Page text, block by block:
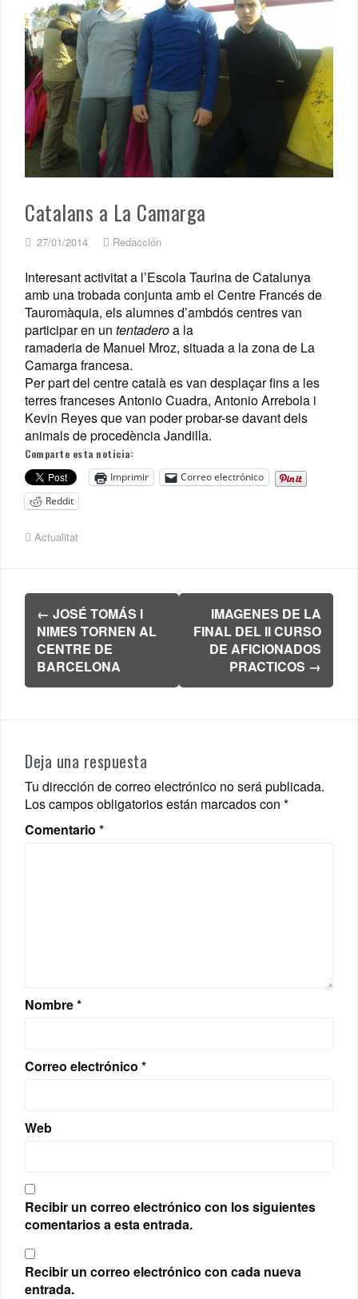
Catalans a La Camarga
27/01/2014 Redacción
Interesant activitat a l’Escola Taurina de Catalunya
amb una trobada conjunta amb el Centre Francés de
Tauromàquia, els alumnes d’ambdós centres van
participar en un tentaderoa la
ramaderia de Manuel Mroz, situada a la zona de La
Camarga francesa.
Per part del centre català es van desplaçar fins a les
terres franceses Antonio Cuadra, Antonio Arrebola i
Kevin Reyes que van poder probar-se davant dels
animals de procedència Jandilla.
Comparte esta noticia:
Imprimir
Correo electrónico
Reddit
Actualitat
Navegación
de
entradas
← JOSÉ TOMÁS I
NIMES TORNEN AL
CENTRE DE
BARCELONA
IMAGENES DE LA
FINAL DEL II CURSO
DE AFICIONADOS
PRACTICOS →
Deja una respuesta
Tu dirección de correo electrónico no será publicada.
Los campos obligatorios están marcados con *
Comentario *
Nombre*
Correo electrónico *
Web
Recibir un correo electrónico con los siguientes
comentarios a esta entrada.
Recibir un correo electrónico con cada nueva
entrada.